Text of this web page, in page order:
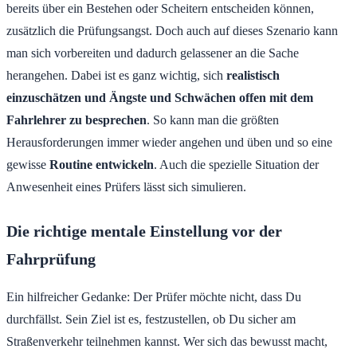
bereits über ein Bestehen oder Scheitern entscheiden können,
zusätzlich die Prüfungsangst. Doch auch auf dieses Szenario kann
man sich vorbereiten und dadurch gelassener an die Sache
herangehen. Dabei ist es ganz wichtig, sich realistisch
einzuschätzen und Ängste und Schwächen offen mit dem
Fahrlehrer zu besprechen. So kann man die größten
Herausforderungen immer wieder angehen und üben und so eine
gewisse Routine entwickeln. Auch die spezielle Situation der
Anwesenheit eines Prüfers lässt sich simulieren.
Die richtige mentale Einstellung vor der
Fahrprüfung
Ein hilfreicher Gedanke: Der Prüfer möchte nicht, dass Du
durchfällst. Sein Ziel ist es, festzustellen, ob Du sicher am
Straßenverkehr teilnehmen kannst. Wer sich das bewusst macht,